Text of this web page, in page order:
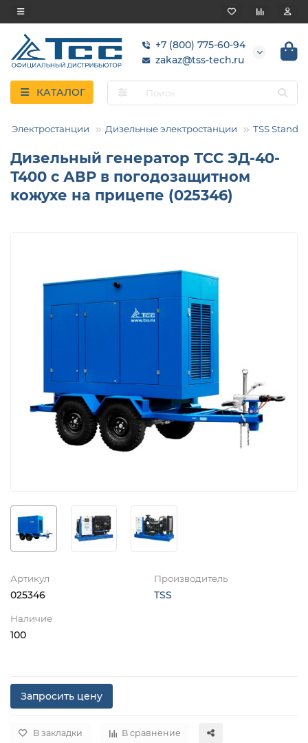
+7 (800) 775-60-94
zakaz@tss-tech.ru
КАТАЛОГ
Электростанции Дизельные электростанции TSS
Дизельный генератор ТСС ЭД-40-
Т400 с АВР в погодозащитном
кожухе на прицепе (025346)
Артикул
025346
Производитель
TSS
Наличие
100
Запросить цену
В закладки В сравнение